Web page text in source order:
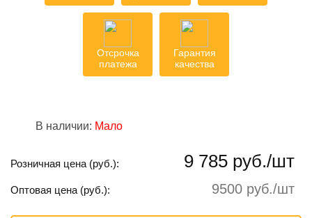
Отсрочка
платежа
Гарантия
качества
В наличии: Мало
Розничная цена (руб.): 9 785 руб./шт
Оптовая цена (руб.): 9500 руб./шт